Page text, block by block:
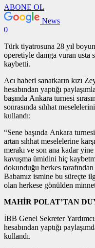
ABONE OL
News
0
Türk tiyatrosuna 28 yıl
operetiyle damga vuran usta
kaybetti.
Acı haberi sanatkarın kızı
hesabından yaptığı
başında Ankara turnesi
sonrasında sıhhat
kullandı:
“Sene başında Ankara
artan sıhhat meselelerine
merakı ve son ana kadar
kavuşma ümidini hiç
dokunduğu herkes
Babamız ismine bu süreçte
olan herkese gönülden
MAHİR POLAT’TAN
İBB Genel Sekreter
hesabından yaptığı
kullandı.